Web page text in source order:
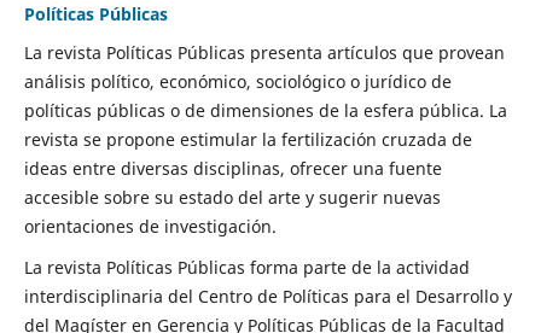
Políticas Públicas
La revista Políticas Públicas presenta artículos que provean
análisis político, económico, sociológico o jurídico de
políticas públicas o de dimensiones de la esfera pública. La
revista se propone estimular la fertilización cruzada de
ideas entre diversas disciplinas, ofrecer una fuente
accesible sobre su estado del arte y sugerir nuevas
orientaciones de investigación.
La revista Políticas Públicas forma parte de la actividad
interdisciplinaria del Centro de Políticas para el Desarrollo y
del Magíster en Gerencia y Políticas Públicas de la Facultad